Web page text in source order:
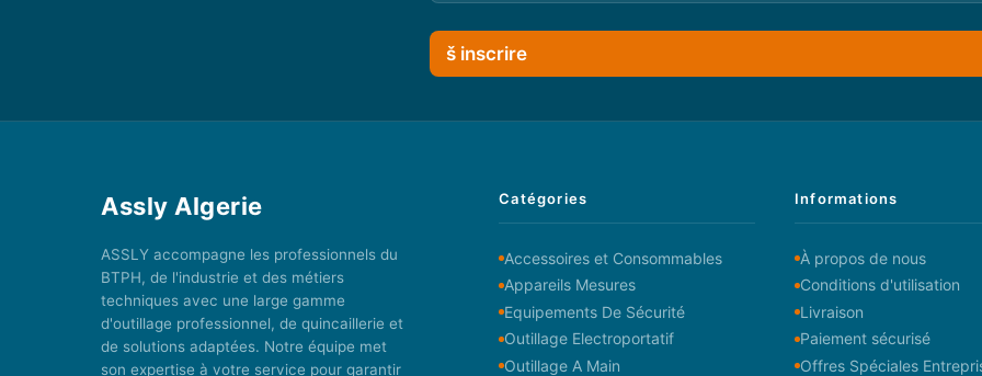
š inscrire
Assly Algerie
ASSLY accompagne les professionnels du
BTPH, de l'industrie et des métiers
techniques avec une large gamme
d'outillage professionnel, de quincaillerie et
de solutions adaptées. Notre équipe met
son expertise à votre service pour garantir
Catégories
Accessoires et Consommables
Appareils Mesures
Equipements De Sécurité
Outillage Electroportatif
Outillage A Main
Informations
À propos de nous
Conditions d'utilisation
Livraison
Paiement sécurisé
Offres Spéciales